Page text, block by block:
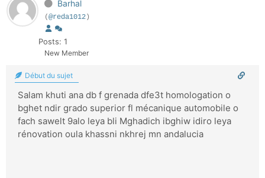
Barhal
(@reda1012)
Posts: 1
New Member
Début du sujet
Salam khuti ana db f grenada dfe3t homologation o
bghet ndir grado superior fl mécanique automobile o
fach sawelt 9alo leya bli Mghadich ibghiw idiro leya
rénovation oula khassni nkhrej mn andalucia